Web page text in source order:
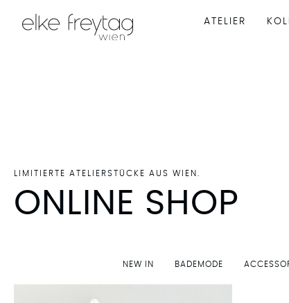
ATELIER
LIMITIERTE ATELIERSTÜCKE AUS WIEN.
ONLINE SHOP
NEW IN BADEMODE